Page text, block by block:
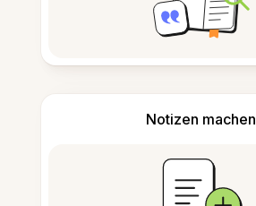
Notizen machen